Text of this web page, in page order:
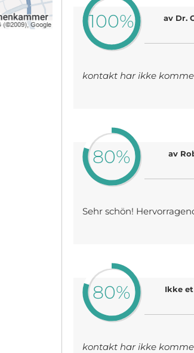
100%
av Dr.
kontakt har ikke
80%
av
Sehr schön!
80%
Ikke
kontakt har ikke